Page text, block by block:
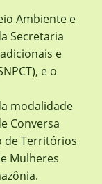
Ambiente e
Secretaria
e
e o
modalidade
Conversa
de Territórios
Mulheres